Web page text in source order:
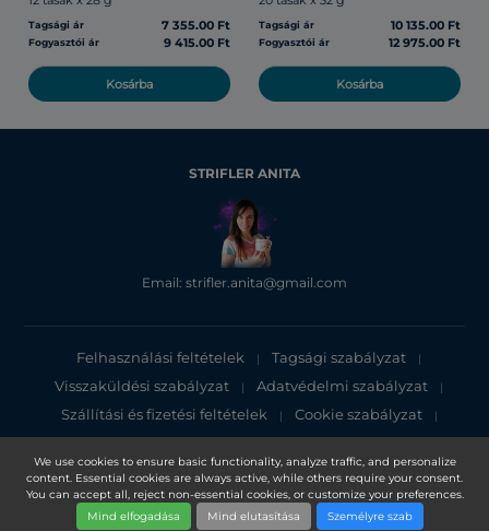
We use cookies to ensure basic functionality, analyze traffic, and personalize
content. Essential cookies are always active, while others require your consent.
You can accept all, reject non-essential cookies, or customize your preferences.
Mind elfogadása
Mind elutasítása Személyre szab
Tagsági ár 7 355.00 Ft
Fogyasztói ár 9 415.00 Ft
Kosárba
Tagsági ár 10 135.00 Ft
Fogyasztói ár 12 975.00 Ft
Kosárba
STRIFLER ANITA
Email: strifler.anita@gmail.com
Felhasználási feltételek | Tagsági szabályzat |
Visszaküldési szabályzat | Adatvédelmi szabályzat |
Szállítási és fizetési feltételek | Cookie szabályzat |
Adatvédelmi tájékoztató
Copyright 2025, DXN Holdings Bhd. 199501033918 (363120-V)